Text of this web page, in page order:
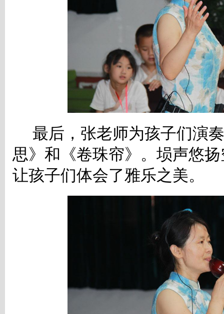
最后，张老师为孩子们演
思》和《卷珠帘》。埙声悠
让孩子们体会了雅乐之美。